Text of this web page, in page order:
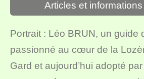
Articles et
Portrait : Léo BRUN, un guide
passionné au cœur de la
Gard et aujourd’hui adopté